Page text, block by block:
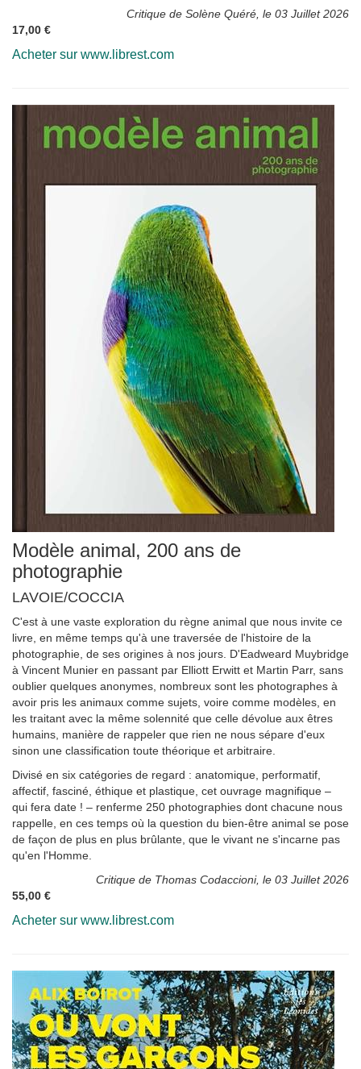
Critique de Solène Quéré, le 03 Juillet 2026
17,00 €
Acheter sur www.librest.com
Modèle animal, 200 ans de
photographie
LAVOIE/COCCIA
C'est à une vaste exploration du règne animal que nous invite ce
livre, en même temps qu'à une traversée de l'histoire de la
photographie, de ses origines à nos jours. D'Eadweard Muybridge
à Vincent Munier en passant par Elliott Erwitt et Martin Parr, sans
oublier quelques anonymes, nombreux sont les photographes à
avoir pris les animaux comme sujets, voire comme modèles, en
les traitant avec la même solennité que celle dévolue aux êtres
humains, manière de rappeler que rien ne nous sépare d'eux
sinon une classification toute théorique et arbitraire.
Divisé en six catégories de regard : anatomique, performatif,
affectif, fasciné, éthique et plastique, cet ouvrage magnifique –
qui fera date ! – renferme 250 photographies dont chacune nous
rappelle, en ces temps où la question du bien-être animal se pose
de façon de plus en plus brûlante, que le vivant ne s'incarne pas
qu'en l'Homme.
Critique de Thomas Codaccioni, le 03 Juillet 2026
55,00 €
Acheter sur www.librest.com